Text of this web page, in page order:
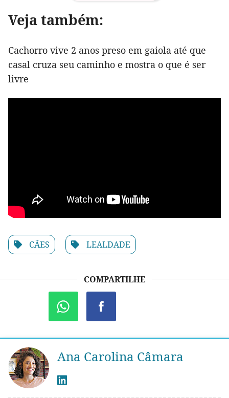
Veja também:
Cachorro vive 2 anos preso em gaiola até que
casal cruza seu caminho e mostra o que é ser
livre
CÃES LEALDADE
COMPARTILHE
Ana Carolina Câmara